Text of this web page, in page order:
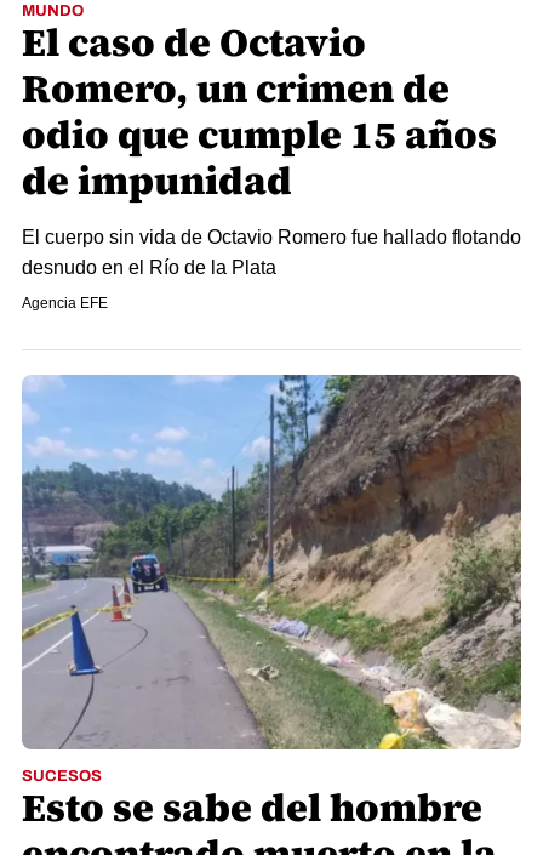
MUNDO
El caso de Octavio
Romero, un crimen de
odio que cumple 15 años
de impunidad
El cuerpo sin vida de Octavio Romero fue hallado flotando
desnudo en el Río de la Plata
Agencia EFE
SUCESOS
Esto se sabe del hombre